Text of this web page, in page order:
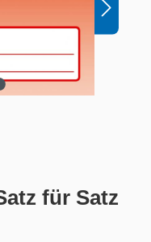
für Satz